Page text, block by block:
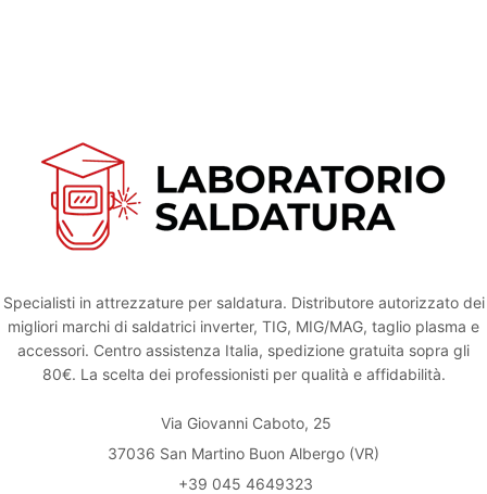
Specialisti in attrezzature per saldatura. Distributore autorizzato dei
migliori marchi di saldatrici inverter, TIG, MIG/MAG, taglio plasma e
accessori. Centro assistenza Italia, spedizione gratuita sopra gli
80€. La scelta dei professionisti per qualità e affidabilità.
Via Giovanni Caboto, 25
37036 San Martino Buon Albergo (VR)
+39 045 4649323